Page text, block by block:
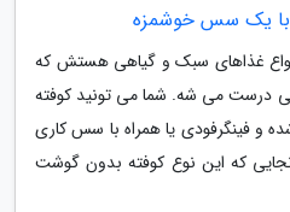
با یک سس خوشمزه
غذاهای سبک و گیاهی هستش که
درست می شه. شما می تونید کوفته
و فینگرفودی یا همراه با سس کاری
که این نوع کوفته بدون گوشت